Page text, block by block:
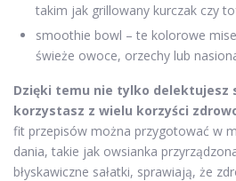
takim jak grillowany kurczak czy
smoothie bowl – te kolorowe
świeże owoce, orzechy lub
Dzięki temu nie tylko delektujesz
korzystasz z wielu korzyści
fit przepisów można przygotować w
dania, takie jak owsianka
błyskawiczne sałatki, sprawiają, że